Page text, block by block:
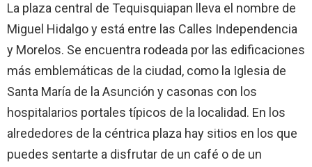
La plaza central de Tequisquiapan lleva el nombre de
Miguel Hidalgo y está entre las Calles Independencia
y Morelos. Se encuentra rodeada por las edificaciones
más emblemáticas de la ciudad, como la Iglesia de
Santa María de la Asunción y casonas con los
hospitalarios portales típicos de la localidad. En los
alrededores de la céntrica plaza hay sitios en los que
puedes sentarte a disfrutar de un café o de un